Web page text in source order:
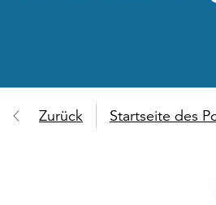
Zurück Startseite des